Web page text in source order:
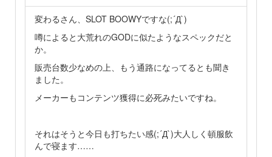
変わるさん、SLOT BOOWYですな(;´Д`)
噂によると大荒れのGODに似たようなスペックだと
か。
販売台数少なめの上、もう通路になってるとも聞き
ました。
メーカーもコンテンツ獲得に必死みたいですね。
それはそうと今日も打ちたい感(;´Д`)大人しく頓服飲
んで寝ます……